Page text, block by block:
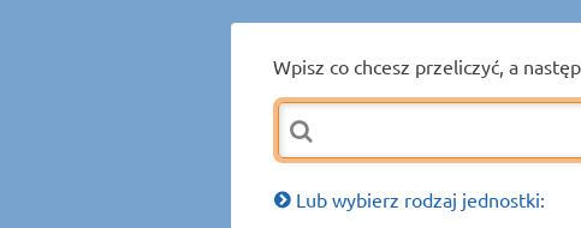
Wpisz co chcesz przeliczyć, a
Lub wybierz rodzaj jednostki: